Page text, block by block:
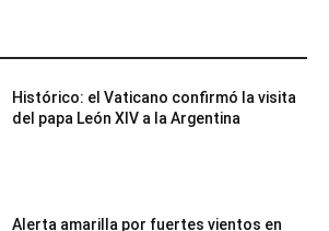
Histórico: el Vaticano confirmó la visita
del papa León XIV a la Argentina
Alerta amarilla por fuertes vientos en